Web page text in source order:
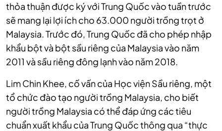
thỏa thuận được ký với Trung Quốc vào tuần trước
sẽ mang lại lợi ích cho 63.000 người trồng trọt ở
Malaysia. Trước đó, Trung Quốc đã cho phép nhập
khẩu bột và bột sầu riêng của Malaysia vào năm
2011 và sầu riêng đông lạnh vào năm 2018.
Lim Chin Khee, cố vấn của Học viện Sầu riêng, một
tổ chức đào tạo người trồng Malaysia, cho biết
người trồng Malaysia có thể đáp ứng các tiêu
chuẩn xuất khẩu của Trung Quốc thông qua “thực